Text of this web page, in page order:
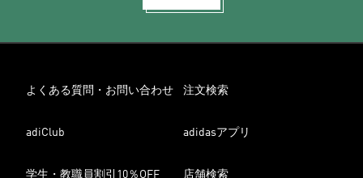
よくある質問・お問い合わせ 注文検索
adiClub adidasアプリ
学生・教職員割引10％OFF 店舗検索